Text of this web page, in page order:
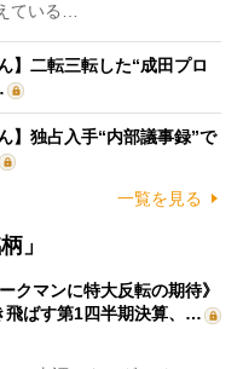
ている…
】二転三転した“成田プロ
】独占入手“内部議事録”で
一覧を見る
」
クマンに特大反転の期待》
飛ばす第1四半期決算、…